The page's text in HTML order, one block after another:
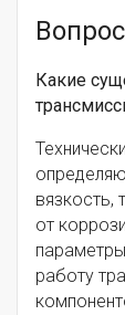
Какие
вязкость,
от
работу